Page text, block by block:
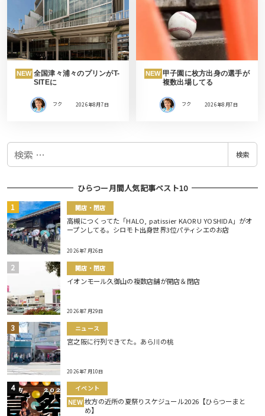
NEW 全国津々浦々のプリンがT-
SITEに
フク 2026年8月7日
NEW 甲子園に枚方出身の選手が
複数出場してる
フク 2026年8月7日
検
検索
ひらつー月間人気記事ベスト10
開店・閉店
高槻につくってた「HALO, patissier KAORU YOSHIDA」がオ
ープンしてる。シロモト出身世界3位パティシエのお店
2026年7月26日
開店・閉店
イオンモール久御山の複数店舗が開店＆閉店
2026年7月29日
ニュース
宮之阪に行列できてた。あら川の桃
2026年7月10日
イベント
NEW 枚方の近所の夏祭りスケジュール2026【ひらつーまと
め】